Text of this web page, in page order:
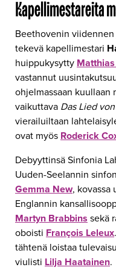
Kapellimestareita
Beethovenin
tekevä kapellimestari
huippukysytty
vastannut
ohjelmassaan kuullaan
vaikuttava Das Lied
vierailuiltaan
ovat myös Roderick
Debyyttinsä Sinfonia
Uuden-Seelannin
Gemma New, kovassa
Englannin
Martyn Brabbins sekä
oboisti François Leleux
tähtenä loistaa
viulisti Lilja Haatainen.